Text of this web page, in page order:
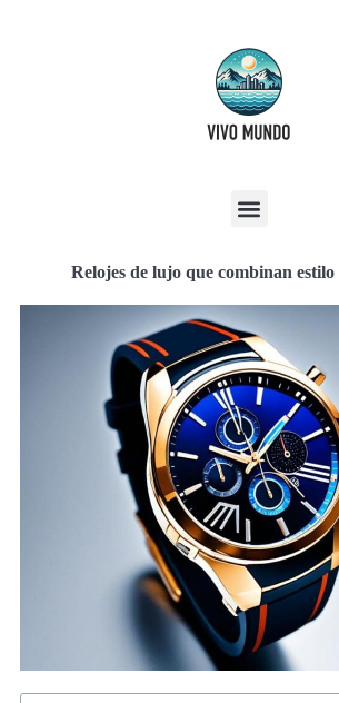
Relojes de lujo que combinan estilo